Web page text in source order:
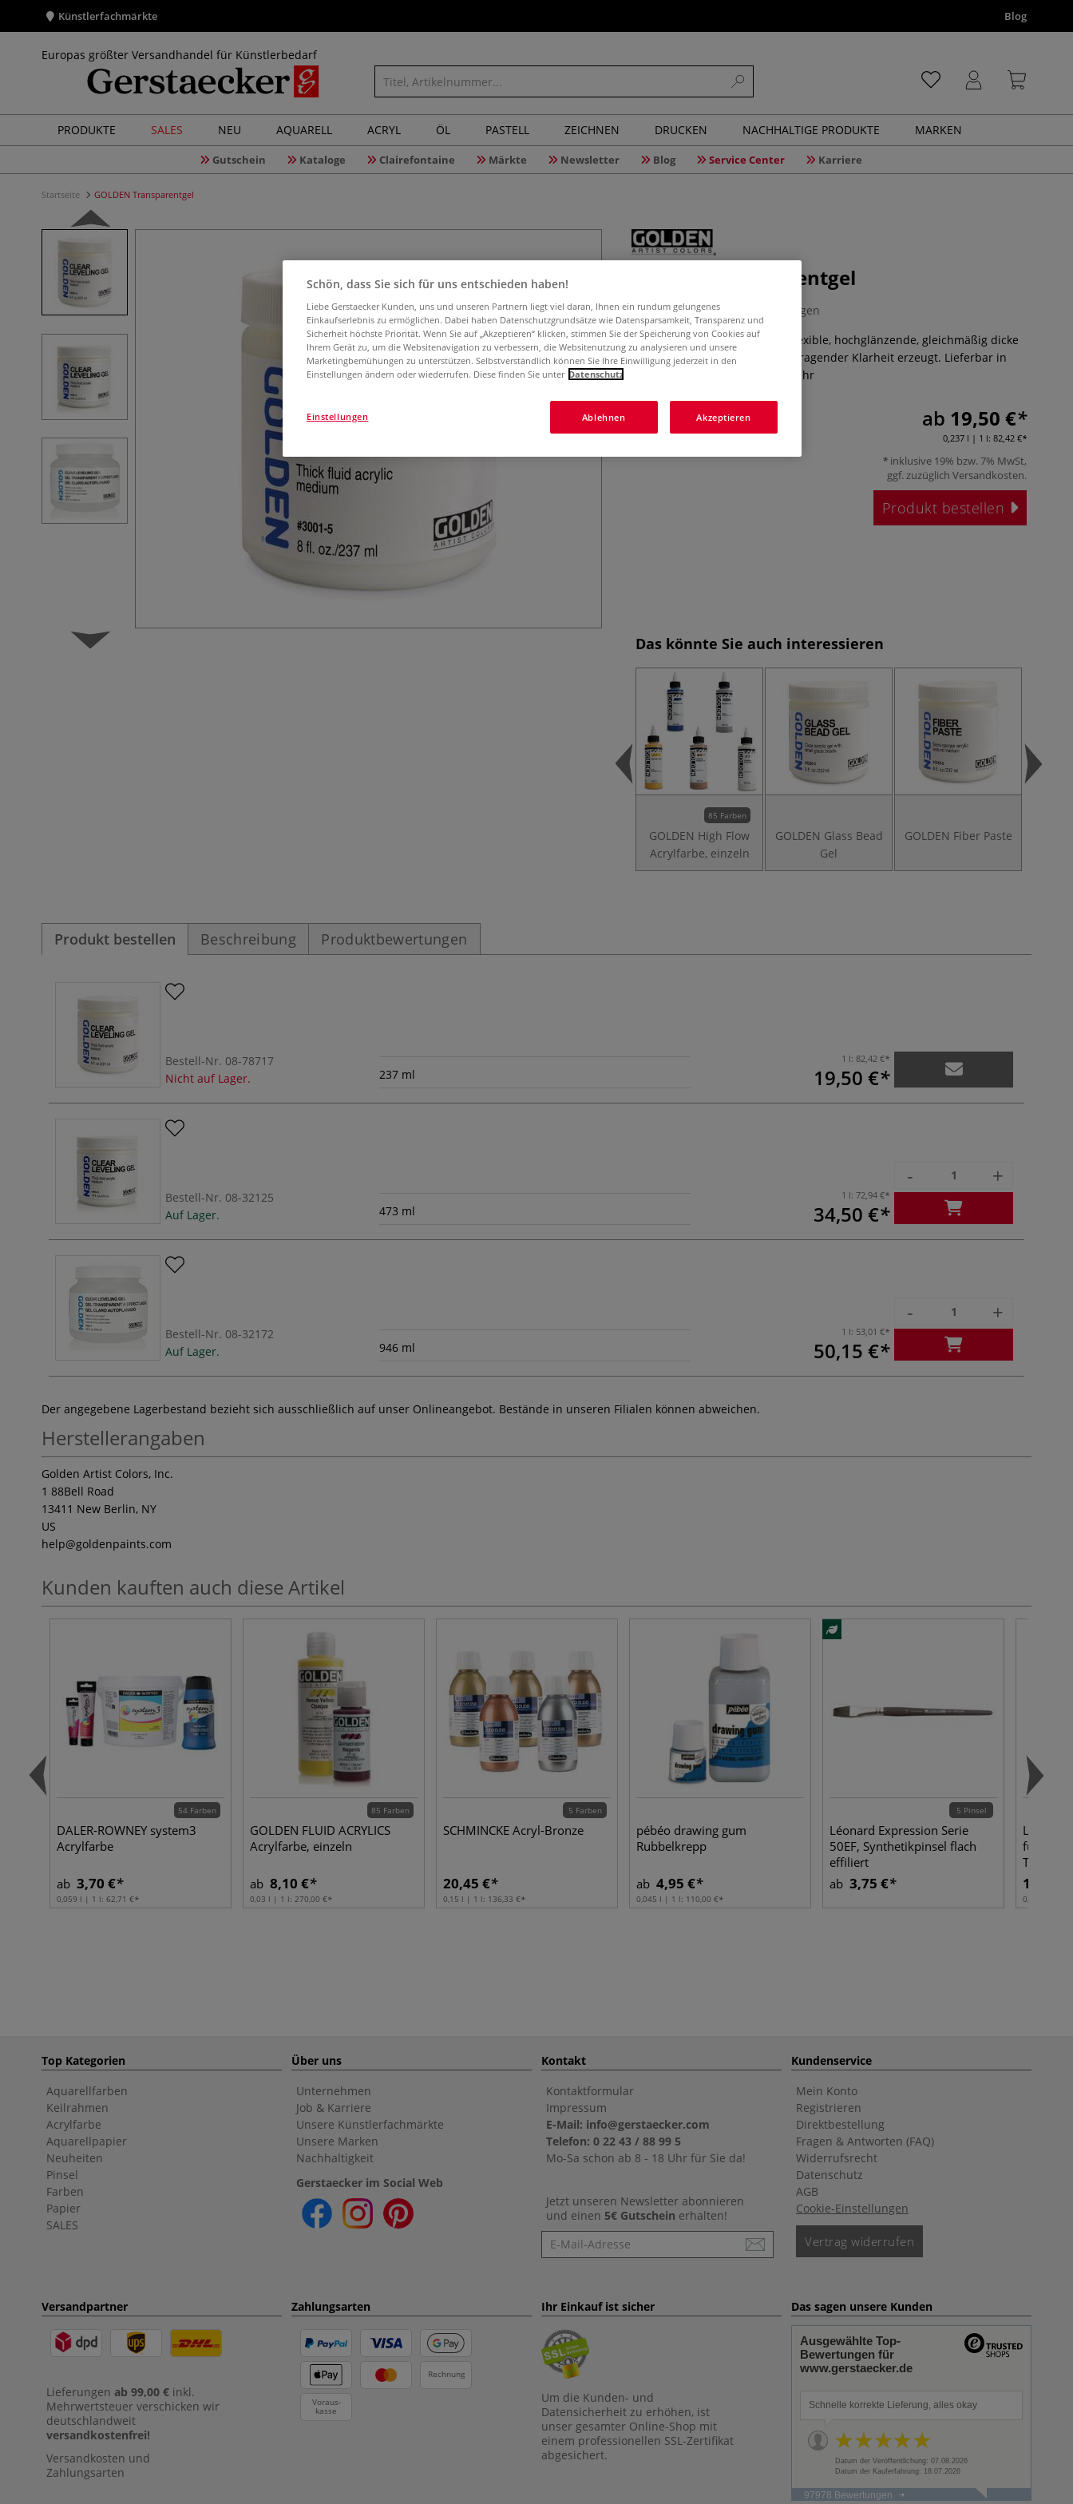
Künstlerfachmärkte Blog
Europas größter Versandhandel für Künstlerbedarf
PRODUKTE SALES NEU AQUARELL ACRYL ÖL PASTELL ZEICHNEN DRUCKEN NACHHALTIGE PRODUKTE MARKEN
Gutschein Kataloge Clairefontaine Märkte Newsletter Blog Service Center Karriere
Startseite GOLDEN Transparentgel
GOLDEN Transparentgel
0 Bewertungen
Dünnflüssiges Gel, welches als flexible, hochglänzende, gleichmäßig dicke
Schicht trocknet und eine hervorragender Klarheit erzeugt. Lieferbar in
Mehr
ab 19,50 €
0,237 l | 1 l: 82,42 €
inklusive 19% bzw. 7% MwSt,
ggf. zuzüglich Versandkosten.
Produkt bestellen
Das könnte Sie auch interessieren
85 Farben
GOLDEN High Flow
Acrylfarbe, einzeln
GOLDEN Glass Bead
Gel
GOLDEN Fiber Paste
Produkt bestellen Beschreibung Produktbewertungen
Bestell-Nr. 08-78717
Nicht auf Lager.
237 ml
1 l:82,42 €
19,50 €
Bestell-Nr. 08-32125
Auf Lager.
473 ml
1 l:72,94 €
34,50 €
- +
Bestell-Nr. 08-32172
Auf Lager.
946 ml
1 l: 53,01 €
50,15 €
- +
Der angegebene Lagerbestand bezieht sich ausschließlich auf unser Onlineangebot. Bestände in unseren Filialen können abweichen.
Herstellerangaben
Golden Artist Colors, Inc.
1 88Bell Road
13411 New Berlin, NY
US
help@goldenpaints.com
Kunden kauften auch diese Artikel
54 Farben
DALER-ROWNEY system3
Acrylfarbe
ab 3,70 €
0,059 l | 1 l: 62,71 €
85 Farben
GOLDEN FLUID ACRYLICS
Acrylfarbe, einzeln
ab 8,10 €
0,03 l | 1 l: 270,00 €
5 Farben
SCHMINCKE Acryl-Bronze
20,45 €
0,15 l | 1 l: 136,33 €
pébéo drawing gum
Rubbelkrepp
ab 4,95 €
0,045 l | 1 l: 110,00 €
5 Pinsel
Léonard Expression Serie
50EF, Synthetikpinsel flach
effiliert
ab 3,75 €
für
18,35 €
0,237 l | 1 l:
Top Kategorien
Aquarellfarben
Keilrahmen
Acrylfarbe
Aquarellpapier
Neuheiten
Pinsel
Farben
Papier
SALES
Über uns
Unternehmen
Job & Karriere
Unsere Künstlerfachmärkte
Unsere Marken
Nachhaltigkeit
Gerstaecker im Social Web
Kontakt
Kontaktformular
Impressum
E-Mail: info@gerstaecker.com
Telefon: 0 22 43 / 88 99 5
Mo-Sa schon ab 8 - 18 Uhr für Sie da!
Jetzt unseren Newsletter abonnieren
und einen 5€ Gutschein erhalten!
Newsletter
Kundenservice
Mein Konto
Registrieren
Direktbestellung
Fragen & Antworten (FAQ)
Widerrufsrecht
Datenschutz
AGB
Cookie-Einstellungen
Vertrag widerrufen
Versandpartner
Lieferungen ab 99,00 € inkl.
Mehrwertsteuer verschicken wir
deutschlandweit
versandkostenfrei!
Versandkosten und
Zahlungsarten
Zahlungsarten
Rechnung
Voraus-
kasse
Ihr Einkauf ist sicher
Um die Kunden- und
Datensicherheit zu erhöhen, ist
unser gesamter Online-Shop mit
einem professionellen SSL-Zertifikat
abgesichert.
Das sagen unsere Kunden
Ausgewählte Top-
Bewertungen für
www.gerstaecker.de
Schnelle korrekte Lieferung, alles okay
Datum der Veröffentlichung: 07.08.2026
Datum der Kauferfahrung: 18.07.2026
97978 Bewertungen
Schön, dass Sie sich für uns entschieden haben!
Liebe Gerstaecker Kunden, uns und unseren Partnern liegt viel daran, Ihnen ein rundum gelungenes
Einkaufserlebnis zu ermöglichen. Dabei haben Datenschutzgrundsätze wie Datensparsamkeit, Transparenz und
Sicherheit höchste Priorität. Wenn Sie auf „Akzeptieren“ klicken, stimmen Sie der Speicherung von Cookies auf
Ihrem Gerät zu, um die Websitenavigation zu verbessern, die Websitenutzung zu analysieren und unsere
Marketingbemühungen zu unterstützen. Selbstverständlich können Sie Ihre Einwilligung jederzeit in den
Einstellungen ändern oder wiederrufen. Diese finden Sie unter Datenschutz
Ablehnen Akzeptieren
Einstellungen